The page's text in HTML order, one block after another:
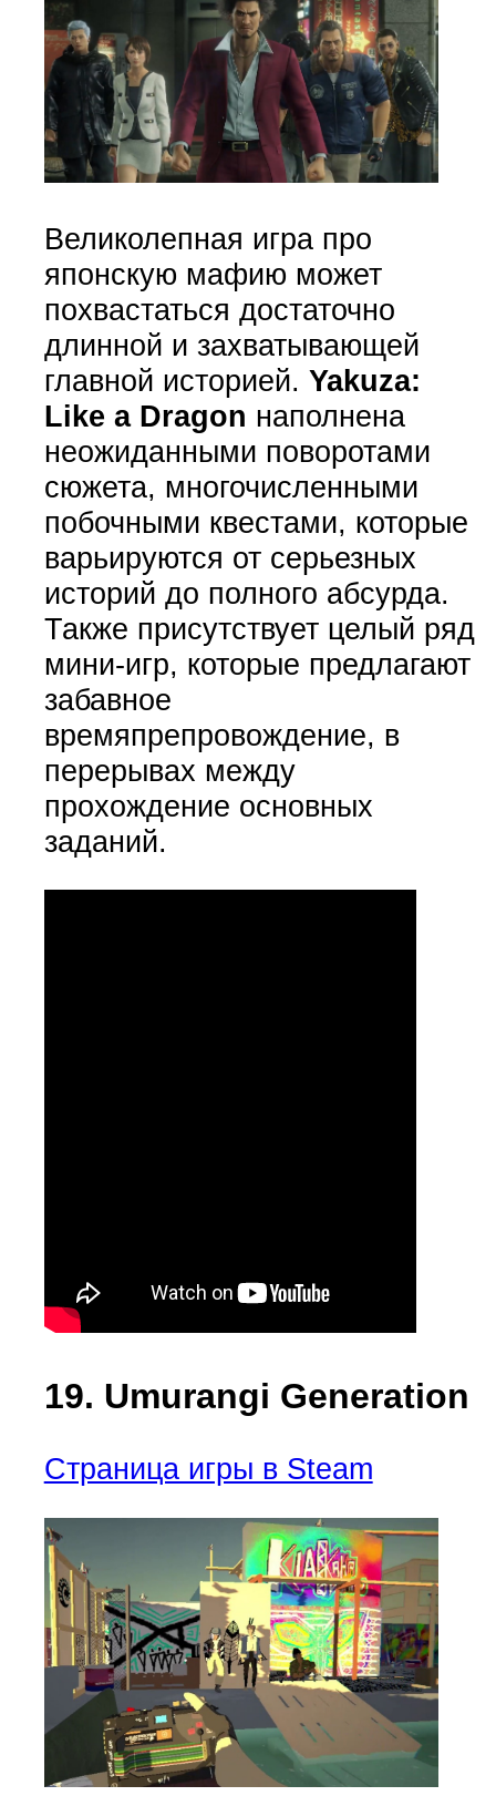
Великолепная игра про
японскую мафию может
похвастаться достаточно
длинной и захватывающей
главной историей. Yakuza:
Like a Dragon наполнена
неожиданными поворотами
сюжета, многочисленными
побочными квестами, которые
варьируются от серьезных
историй до полного абсурда.
Также присутствует целый ряд
мини-игр, которые предлагают
забавное
времяпрепровождение, в
перерывах между
прохождение основных
заданий.
19. Umurangi Generation
Страница игры в Steam